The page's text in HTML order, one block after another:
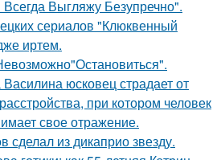
Всегда Выгляжу Безупречно".
сериалов "Клюквенный
иртем.
юсковец страдает от
при котором человек
свое отражение.
сделал из дикаприо звезду.